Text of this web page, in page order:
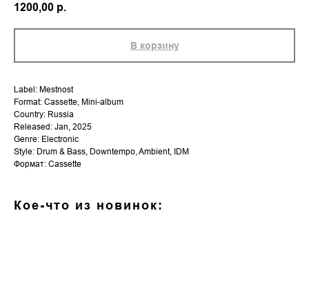
1200,00 р.
В корзину
Label: Mestnost
Format: Cassette, Mini-album
Country: Russia
Released: Jan, 2025
Genre: Electronic
Style: Drum & Bass, Downtempo, Ambient, IDM
Формат: Cassette
Кое-что из новинок: